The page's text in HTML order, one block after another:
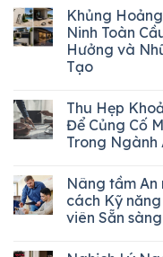
Khủng
Ninh Toàn
Hưởng và
Tạo
Thu Hẹp
Để Củng Cố
Trong Ngành
Nâng tầm An
cách Kỹ
viên Sẵn